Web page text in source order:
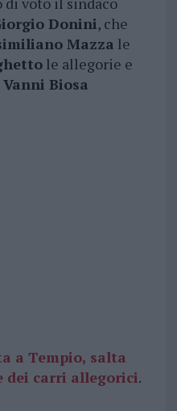
Donini, che
Mazza le
le allegorie e
Vanni Biosa
a Tempio, salta
dei carri allegorici.